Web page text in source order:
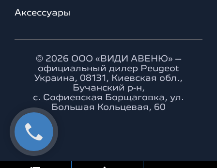
Аксессуары
© 2026 ООО «ВИДИ АВЕНЮ» –
официальный дилер Peugeot
Украина, 08131, Киевская обл.,
Бучанский р-н,
с. Софиевская Борщаговка, ул.
Большая Кольцевая, 60